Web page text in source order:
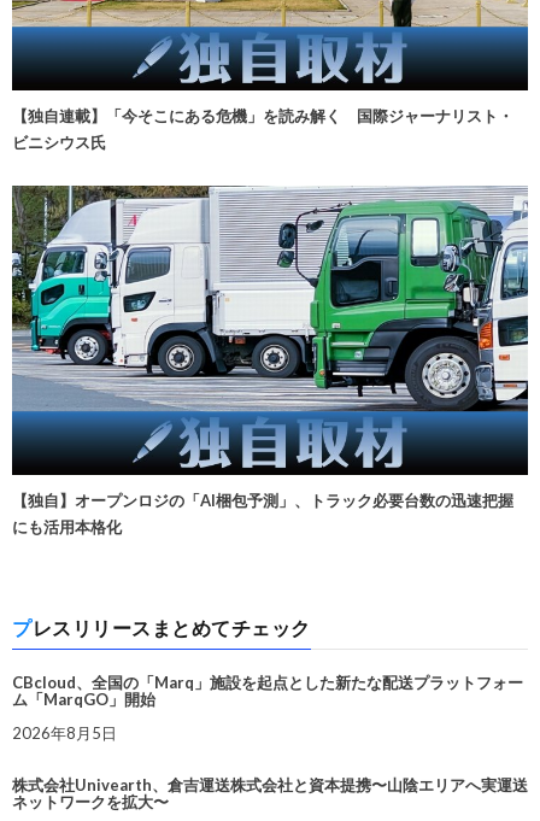
【独自連載】「今そこにある危機」を読み解く 国際ジャーナリスト・
ビニシウス氏
【独自】オープンロジの「AI梱包予測」、トラック必要台数の迅速把握
にも活用本格化
プレスリリースまとめてチェック
CBcloud、全国の「Marq」施設を起点とした新たな配送プラットフォー
ム「MarqGO」開始
2026年8月5日
株式会社Univearth、倉吉運送株式会社と資本提携〜山陰エリアへ実運送
ネットワークを拡大〜